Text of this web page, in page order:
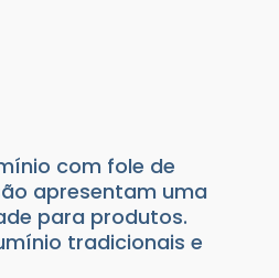
com fole de
apresentam uma
para produtos.
tradicionais e